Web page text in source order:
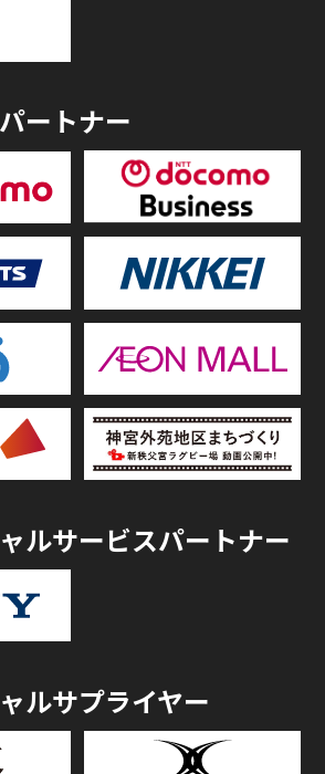
ートナー
ルサービスパートナー
ルサプライヤー